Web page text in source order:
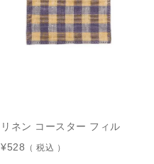
リネン コースター フィル
¥528 税込